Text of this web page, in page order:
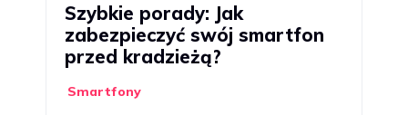
Szybkie porady: Jak
zabezpieczyć swój smartfon
przed kradzieżą?
Smartfony